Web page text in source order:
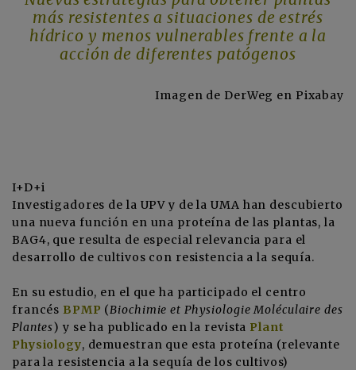
más resistentes a situaciones de estrés
hídrico y menos vulnerables frente a la
acción de diferentes patógenos
Imagen de DerWeg en Pixabay
I+D+i
Investigadores de la UPV y de la UMA han descubierto
una nueva función en una proteína de las plantas, la
BAG4, que resulta de especial relevancia para el
desarrollo de cultivos con resistencia a la sequía.
En su estudio, en el que ha participado el centro
francés BPMP (Biochimie et Physiologie Moléculaire des
Plantes) y se ha publicado en la revista Plant
Physiology, demuestran que esta proteína (relevante
para la resistencia a la sequía de los cultivos)